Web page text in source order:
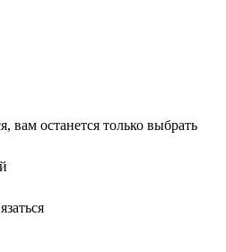
останется только выбрать